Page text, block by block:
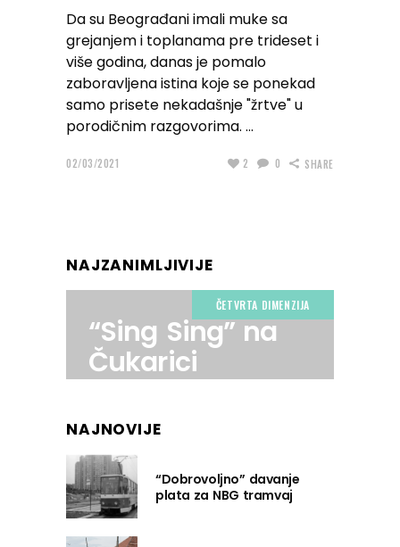
Da su Beograđani imali muke sa
grejanjem i toplanama pre trideset i
više godina, danas je pomalo
zaboravljena istina koje se ponekad
samo prisete nekadašnje "žrtve" u
porodičnim razgovorima.
02/03/2021 2 0 SHARE
NAJZANIMLJIVIJE
ČETVRTA DIMENZIJA
“Sing Sing” na
Čukarici
NAJNOVIJE
“Dobrovoljno” davanje
plata za NBG tramvaj